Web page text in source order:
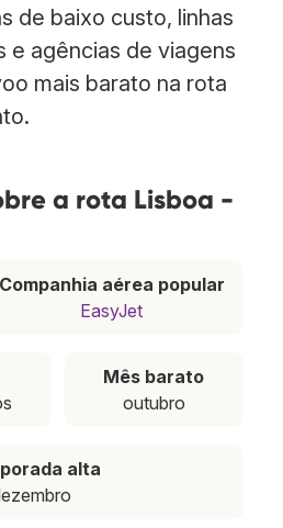
de baixo custo, linhas
e agências de viagens
mais barato na rota
a rota Lisboa -
Companhia aérea popular
EasyJet
Mês barato
outubro
alta